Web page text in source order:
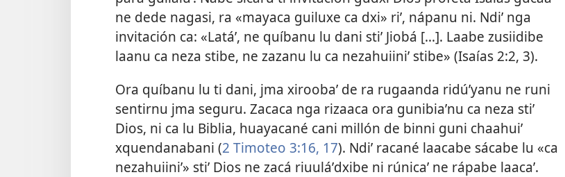
ne dede nagasi, ra «mayaca guiluxe ca dxi» riʼ, nápanu ni. Ndiʼ nga
invitación ca: «Latáʼ, ne quíbanu lu dani stiʼ Jiobá [...]. Laabe zusiidibe
laanu ca neza stibe, ne zazanu lu ca nezahuiiniʼ stibe» (Isaías 2:2, 3).
Ora quíbanu lu ti dani, jma xiroobaʼ de ra rugaanda ridúʼyanu ne runi
sentirnu jma seguru. Zacaca nga rizaaca ora gunibiaʼnu ca neza stiʼ
Dios, ni ca lu Biblia, huayacané cani millón de binni guni chaahuiʼ
xquendanabani (2 Timoteo 3:16, 17). Ndiʼ racané laacabe sácabe lu «ca
nezahuiiniʼ» stiʼ Dios ne zacá riuuláʼdxibe ni rúnicaʼ ne rápabe laacaʼ.